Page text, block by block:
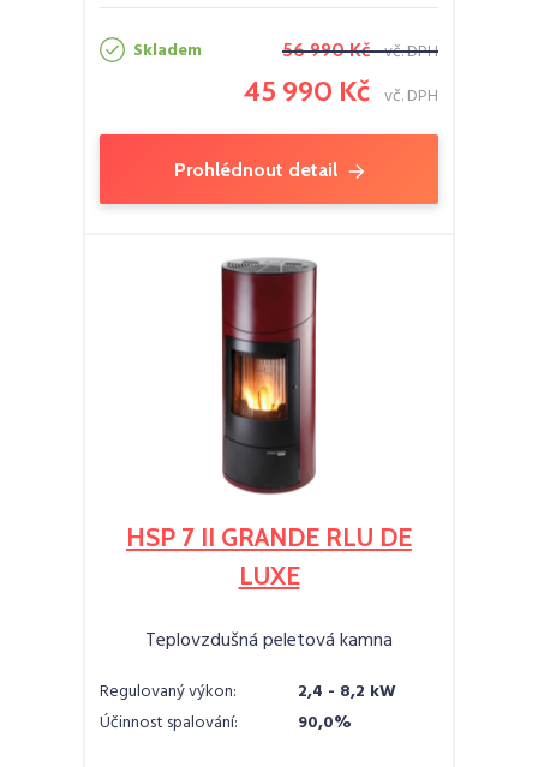
Skladem 56 990 Kč vč. DPH
45 990 Kč vč. DPH
Prohlédnout detail
HSP 7 II GRANDE RLU DE
LUXE
Teplovzdušná peletová kamna
Regulovaný výkon:
2,4 - 8,2 kW
Účinnost spalování:
90,0%